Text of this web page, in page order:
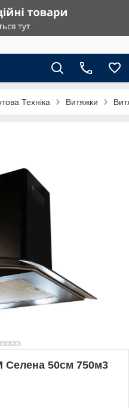
Техніка Витяжки
Селена 50см 750м3